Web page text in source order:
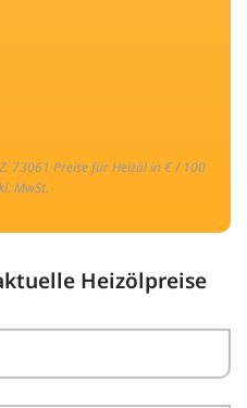
73061 Preise für Heizöl in € / 100
MwSt.
Heizölpreise